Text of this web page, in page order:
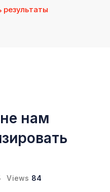
результаты
нам
Views 84